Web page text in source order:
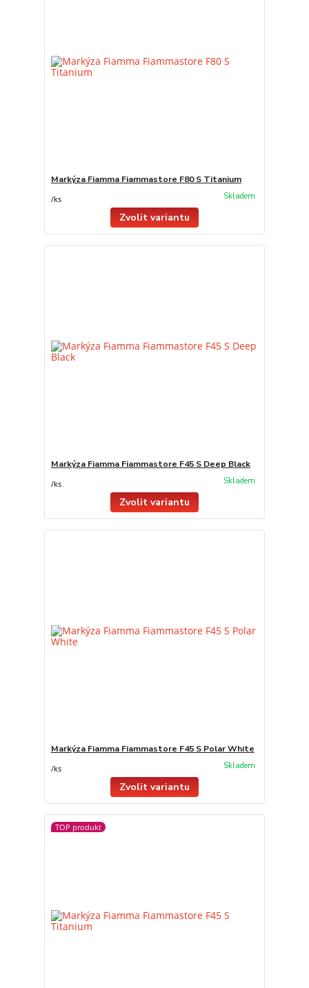
Markýza Fiamma Fiammastore F80 S Titanium
/ks Skladem
Zvolit variantu
Markýza Fiamma Fiammastore F45 S Deep Black
/ks Skladem
Zvolit variantu
Markýza Fiamma Fiammastore F45 S Polar White
/ks Skladem
Zvolit variantu
TOP produkt